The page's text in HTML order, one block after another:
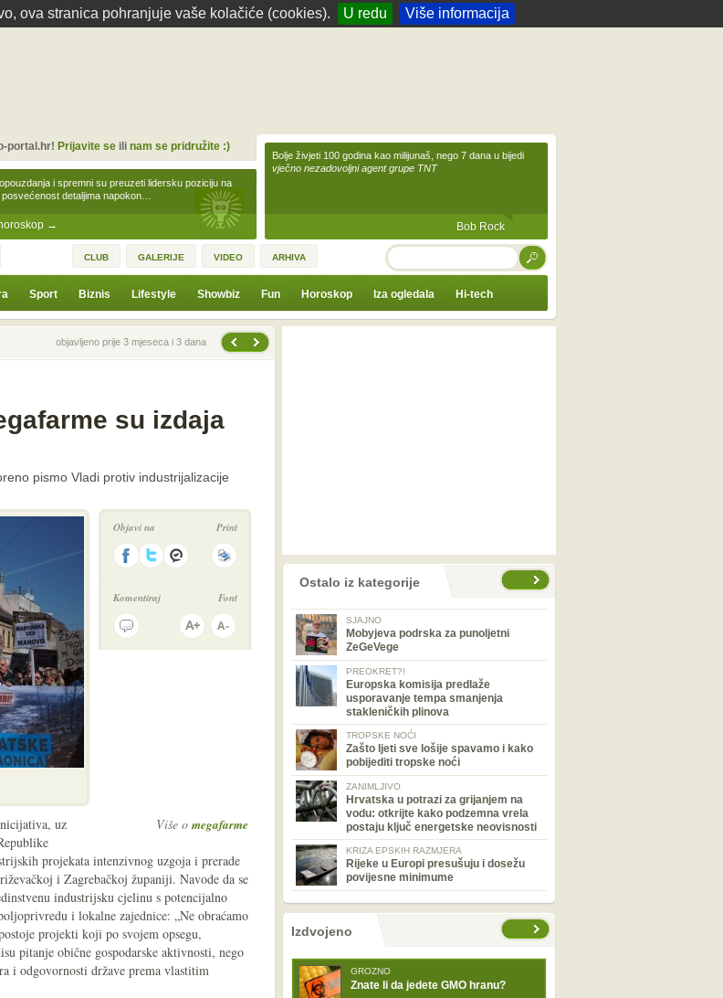
ova stranica pohranjuje vaše kolačiće (cookies). U redu Više informacija
→
i spremni su preuzeti lidersku poziciju na
detaljima napokon…
portal.hr! Prijavite seili nam se pridružite :)
Bolje živjeti 100 godina kao milijunaš, nego 7 dana u bijedi
vječno nezadovoljni agent grupe TNT
Bob Rock
CLUB GALERIJE VIDEO ARHIVA TRAŽI
Sport Biznis Lifestyle Showbiz Fun Horoskop Iza ogledala Hi-tech
vijest
objavljeno prije 3 mjeseca i 3 dana
su izdaja
pismo Vladi protiv industrijalizacije
Objavi na Print
Komentiraj Font
Više o megafarme
uz
projekata intenzivnog uzgoja i prerade
i Zagrebačkoj županiji. Navode da se
industrijsku cjelinu s potencijalno
i lokalne zajednice: „Ne obraćamo
projekti koji po svojem opsegu,
pitanje obične gospodarske aktivnosti, nego
i odgovornosti države prema vlastitim
Ostalo iz kategorije
SJAJNO
Mobyjeva podrska za punoljetni
ZeGeVege
PREOKRET?!
Europska komisija predlaže
usporavanje tempa smanjenja
stakleničkih plinova
TROPSKE NOĆI
Zašto ljeti sve lošije spavamo i kako
pobijediti tropske noći
ZANIMLJIVO
Hrvatska u potrazi za grijanjem na
vodu: otkrijte kako podzemna vrela
postaju ključ energetske neovisnosti
KRIZA EPSKIH RAZMJERA
Rijeke u Europi presušuju i dosežu
povijesne minimume
nema prethodne stranice
sljedećeIzdvojeno
GROZNO
Znate li da jedete GMO hranu?